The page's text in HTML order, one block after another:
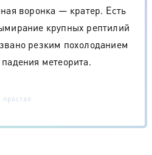
воронка — кратер. Есть
крупных рептилий
резким похолоданием
метеорита.
простая